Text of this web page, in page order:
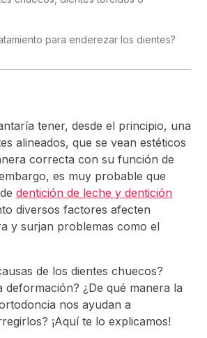
para enderezar los dientes?
tener, desde el principio, una
alineados, que se vean estéticos
correcta con su función de
es muy probable que
dedentición de leche y dentición
diversos factores afecten
y surjan problemas como el
de los dientes chuecos?
deformación? ¿De qué manera la
nos ayudan a
¡Aquí te lo explicamos!